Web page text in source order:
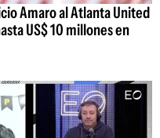
Amaro al Atlanta United
US$ 10 millones en